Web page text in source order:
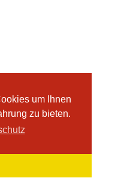
um Ihnen
zu bieten.